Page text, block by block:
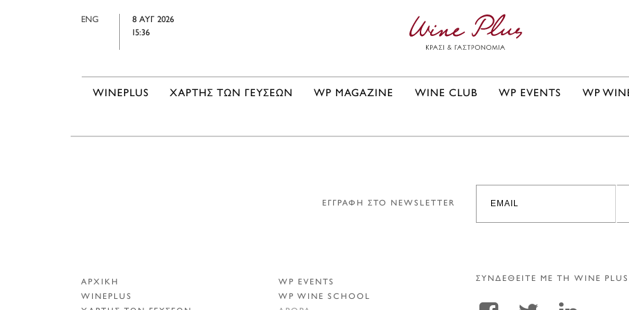
ENG
8 ΑΥΓ 2026
15:36
WINEPLUS ΧΑΡΤΗΣ ΤΩΝ ΓΕΥΣΕΩΝ WP MAGAZINE WINE CLUB WP EVENTS WP
ΕΓΓΡΑΦΗ ΣΤΟ NEWSLETTER
ΑΡΧΙΚΗ
WINEPLUS
WP EVENTS
WP WINE SCHOOL
ΣΥΝΔΕΘΕΙΤΕ ΜΕ ΤΗ WINE PLUS